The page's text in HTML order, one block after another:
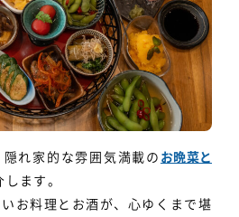
護方針 利用規約
れ家的な雰囲気満載の お晩菜と
します。
お料理とお酒が、心ゆくまで堪